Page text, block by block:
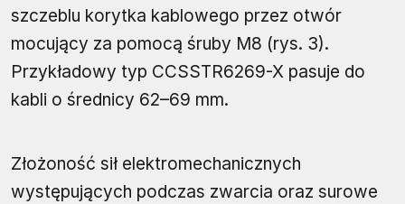
szczeblu korytka kablowego przez otwór
mocujący za pomocą śruby M8 (rys. 3).
Przykładowy typ CCSSTR6269-X pasuje do
kabli o średnicy 62–69 mm.
Złożoność sił elektromechanicznych
występujących podczas zwarcia oraz surowe